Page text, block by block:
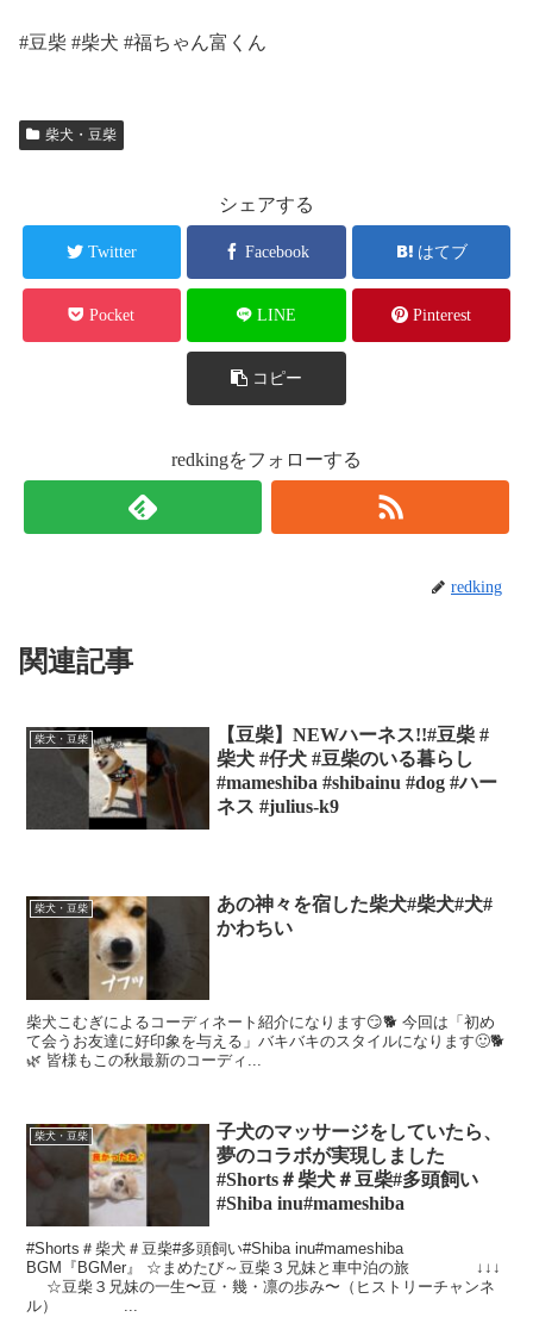
#豆柴 #柴犬 #福ちゃん富くん
柴犬・豆柴
シェアする
Twitter Facebook はてブ
Pocket LINE Pinterest
コピー
redkingをフォローする
redking
関連記事
柴犬・豆柴
【豆柴】NEWハーネス!!#豆柴 #
柴犬 #仔犬 #豆柴のいる暮らし
#mameshiba #shibainu #dog #ハー
ネス #julius-k9
柴犬・豆柴
あの神々を宿した柴犬#柴犬#犬#
かわちい
柴犬こむぎによるコーディネート紹介になります😏🐕 今回は「初め
て会うお友達に好印象を与える」バキバキのスタイルになります🙂🐕
🌿 皆様もこの秋最新のコーディ...
柴犬・豆柴
子犬のマッサージをしていたら、
夢のコラボが実現しました
#Shorts＃柴犬＃豆柴#多頭飼い
#Shiba inu#mameshiba
#Shorts＃柴犬＃豆柴#多頭飼い#Shiba inu#mameshiba
BGM『BGMer』 ☆まめたび～豆柴３兄妹と車中泊の旅 ↓↓↓
☆豆柴３兄妹の一生〜豆・幾・凛の歩み〜（ヒストリーチャンネ
ル） ...